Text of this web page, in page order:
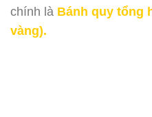
chính là Bánh quy tổng
vàng).